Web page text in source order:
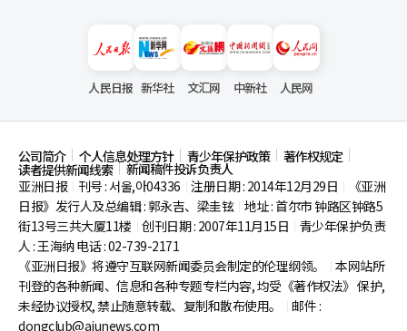
人民日报 新华社 文汇网 中新社 人民网
公司简介 个人信息处理方针 青少年保护政策 著作权规定
读者提供新闻线索
新闻稿件投诉负责人
亚洲日报
刊号 : 서울,아04336 注册日期 : 2014年12月29日
《亚洲
日报》发行人及总编辑 : 郭永吉、梁圭铉 地址 : 首尔市钟路区钟路5
街13号三共大厦11楼 创刊日期 : 2007年11月15日
青少年保护负责
人 : 王海纳 电话 : 02-739-2171
《亚洲日报》将遵守互联网新闻委员会制定的伦理纲领。
本网站所
刊登的各种新闻、信息和各种专题专栏内容, 均受《著作权法》 保护,
未经协议授权, 禁止随意转载、复制和散布使用。
邮件 :
dongclub@ajunews.com